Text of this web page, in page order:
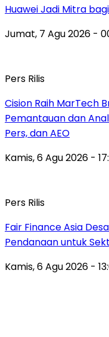
Huawei Jadi Mitra
Jumat, 7 Agu 2026 -
Pers Rilis
Cision Raih MarTech
Pemantauan dan
Pers, dan AEO
Kamis, 6 Agu 2026 -
Pers Rilis
Fair Finance Asia
Pendanaan untuk
Kamis, 6 Agu 2026 -